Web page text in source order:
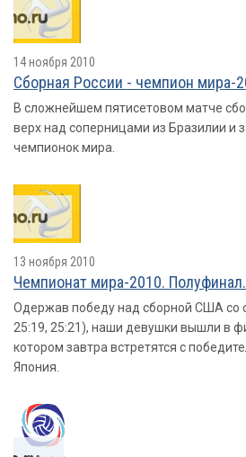
14 ноября 2010
Сборная России - чемпион мира-
В сложнейшем пятисетовом матче
верх над соперницами из Бразилии и
чемпионок мира.
13 ноября 2010
Чемпионат мира-2010. Полуфинал.
Одержав победу над сборной США со
25:19, 25:21), наши девушки вышли в
котором завтра встретятся с
Япония.